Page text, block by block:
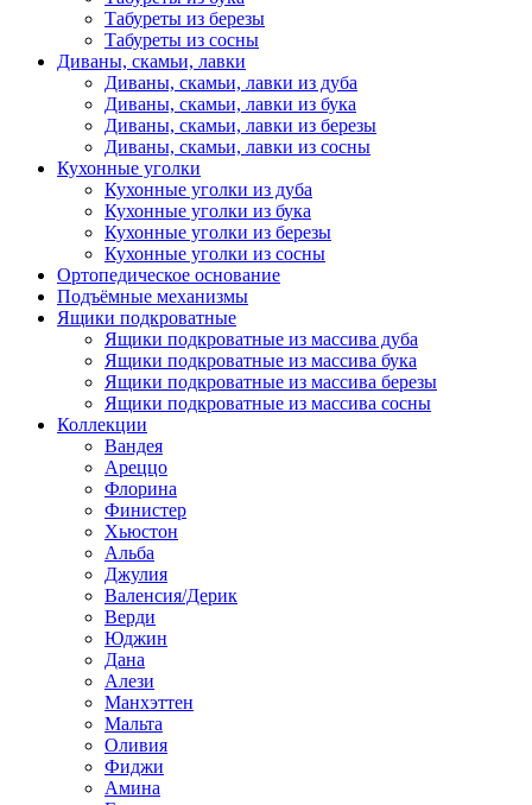
Табуреты из березы
Табуреты из сосны
Диваны, скамьи, лавки
Диваны, скамьи, лавки из дуба
Диваны, скамьи, лавки из бука
Диваны, скамьи, лавки из березы
Диваны, скамьи, лавки из сосны
Кухонные уголки
Кухонные уголки из дуба
Кухонные уголки из бука
Кухонные уголки из березы
Кухонные уголки из сосны
Ортопедическое основание
Подъёмные механизмы
Ящики подкроватные
Ящики подкроватные из массива дуба
Ящики подкроватные из массива бука
Ящики подкроватные из массива березы
Ящики подкроватные из массива сосны
Коллекции
Вандея
Ареццо
Флорина
Финистер
Хьюстон
Альба
Джулия
Валенсия/Дерик
Верди
Юджин
Дана
Алези
Манхэттен
Мальта
Оливия
Фиджи
Амина